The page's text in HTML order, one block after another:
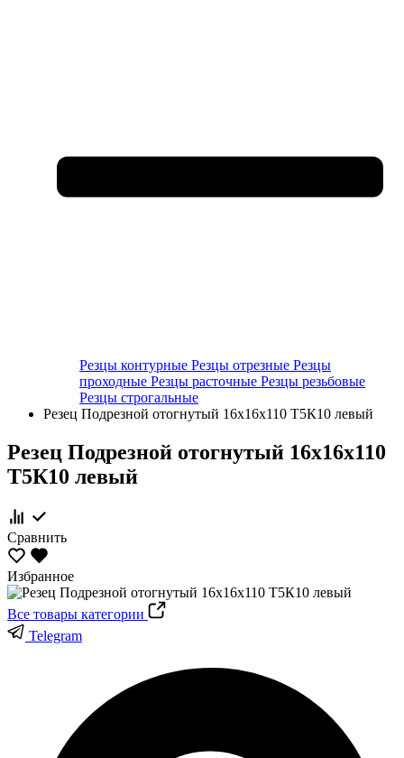
Резцы контурные Резцы отрезные Резцы
проходные Резцы расточные Резцы резьбовые
Резцы строгальные
Резец Подрезной отогнутый 16х16х110 Т5К10 левый
Резец Подрезной отогнутый 16х16х110
Т5К10 левый
Сравнить
Избранное
Все товары категории
Telegram